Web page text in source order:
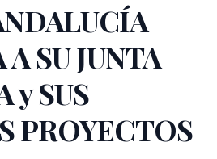
SU JUNTA
y SUS
PROYECTOS